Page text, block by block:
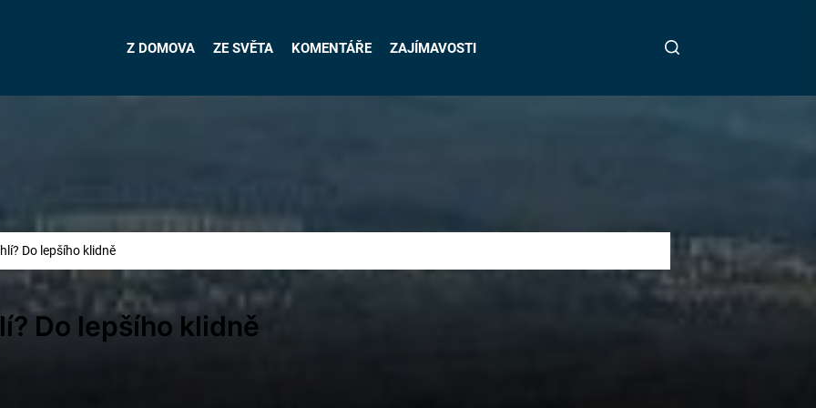
Z DOMOVA ZE SVĚTA KOMENTÁŘE ZAJÍMAVOSTI
Do lepšího klidně
Do lepšího klidně